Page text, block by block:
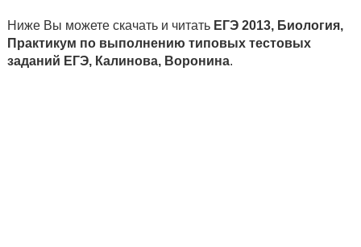
Ниже Вы можете скачать и читать ЕГЭ 2013, Биология,
Практикум по выполнению типовых тестовых
заданий ЕГЭ, Калинова, Воронина.